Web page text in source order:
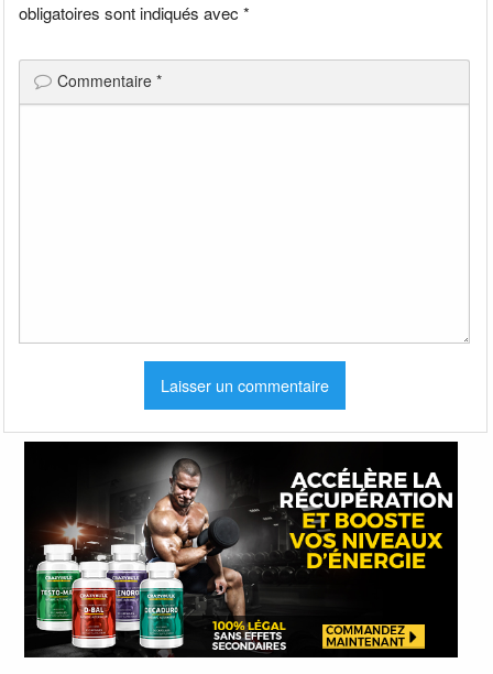
obligatoires sont indiqués avec*
Commentaire*